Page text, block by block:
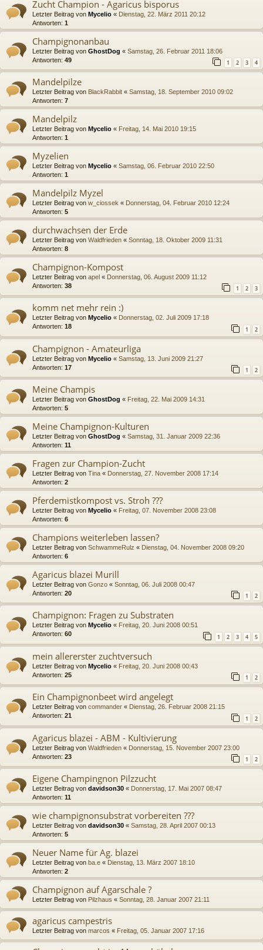
Zucht Champion - Agaricus bisporus
Letzter Beitrag von Mycelio « Dienstag, 22. März 2011 20:12
Antworten: 1
Champignonanbau
Letzter Beitrag von GhostDog « Samstag, 26. Februar 2011 18:06
Antworten: 49 1 2 3 4
Mandelpilze
Letzter Beitrag von BlackRabbit « Samstag, 18. September 2010 09:02
Antworten: 7
Mandelpilz
Letzter Beitrag von Mycelio « Freitag, 14. Mai 2010 19:15
Antworten: 1
Myzelien
Letzter Beitrag von Mycelio « Samstag, 06. Februar 2010 22:50
Antworten: 1
Mandelpilz Myzel
Letzter Beitrag von w_ciossek « Donnerstag, 04. Februar 2010 12:24
Antworten: 5
durchwachsen der Erde
Letzter Beitrag von Waldfrieden « Sonntag, 18. Oktober 2009 11:31
Antworten: 8
Champignon-Kompost
Letzter Beitrag von apel « Donnerstag, 06. August 2009 11:12
Antworten: 38 1 2 3
komm net mehr rein :)
Letzter Beitrag von Mycelio « Donnerstag, 02. Juli 2009 17:18
Antworten: 18 1 2
Champignon - Amateurliga
Letzter Beitrag von Mycelio « Samstag, 13. Juni 2009 21:27
Antworten: 17 1 2
Meine Champis
Letzter Beitrag von GhostDog « Freitag, 22. Mai 2009 14:31
Antworten: 5
Meine Champignon-Kulturen
Letzter Beitrag von GhostDog « Samstag, 31. Januar 2009 22:36
Antworten: 11
Fragen zur Champion-Zucht
Letzter Beitrag von Tina « Donnerstag, 27. November 2008 17:14
Antworten: 2
Pferdemistkompost vs. Stroh ???
Letzter Beitrag von Mycelio « Freitag, 07. November 2008 23:08
Antworten: 6
Champions weiterleben lassen?
Letzter Beitrag von SchwammeRulz « Dienstag, 04. November 2008 09:20
Antworten: 6
Agaricus blazei Murill
Letzter Beitrag von Gonzo « Sonntag, 06. Juli 2008 00:47
Antworten: 20 1 2
Champignon: Fragen zu Substraten
Letzter Beitrag von Mycelio « Freitag, 20. Juni 2008 00:51
Antworten: 60 1 2 3 4 5
mein allererster zuchtversuch
Letzter Beitrag von Mycelio « Freitag, 20. Juni 2008 00:43
Antworten: 25 1 2
Ein Champignonbeet wird angelegt
Letzter Beitrag von commander « Dienstag, 26. Februar 2008 21:15
Antworten: 21 1 2
Agaricus blazei - ABM - Kultivierung
Letzter Beitrag von Waldfrieden « Donnerstag, 15. November 2007 23:00
Antworten: 23 1 2
Eigene Champingnon Pilzzucht
Letzter Beitrag von davidson30 « Donnerstag, 17. Mai 2007 08:47
Antworten: 11
wie champignonsubstrat vorbereiten ???
Letzter Beitrag von davidson30 « Samstag, 28. April 2007 00:13
Antworten: 5
Neuer Name für Ag. blazei
Letzter Beitrag von ba.e « Dienstag, 13. März 2007 18:10
Antworten: 2
Champignon auf Agarschale ?
Letzter Beitrag von Pilzhaus « Sonntag, 28. Januar 2007 21:11
agaricus campestris
Letzter Beitrag von marcos « Freitag, 05. Januar 2007 17:16